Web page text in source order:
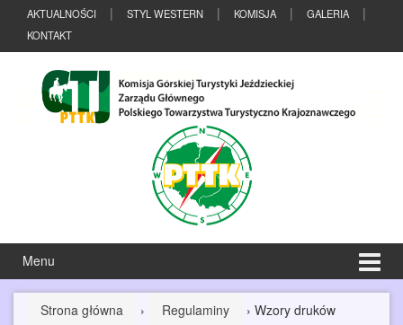
Przeskocz
treści
Przejdź
menu
AKTUALNOŚCI STYL WESTERN KOMISJA
GALERIA
KONTAKT
Menu
Strona główna › Regulaminy › Wzory druków